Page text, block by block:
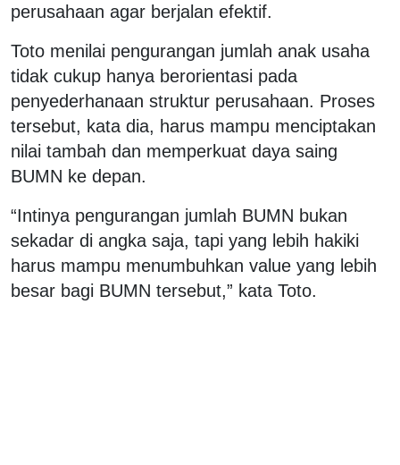
perusahaan agar berjalan efektif.
Toto menilai pengurangan jumlah anak usaha
tidak cukup hanya berorientasi pada
penyederhanaan struktur perusahaan. Proses
tersebut, kata dia, harus mampu menciptakan
nilai tambah dan memperkuat daya saing
BUMN ke depan.
“Intinya pengurangan jumlah BUMN bukan
sekadar di angka saja, tapi yang lebih hakiki
harus mampu menumbuhkan value yang lebih
besar bagi BUMN tersebut,” kata Toto.